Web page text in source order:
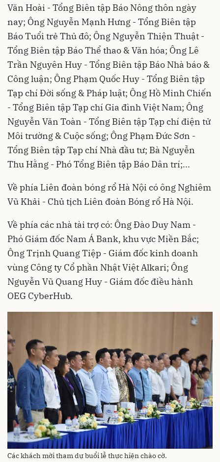
Văn Hoài - Tổng Biên tập Báo Nông thôn ngày
nay; Ông Nguyễn Mạnh Hưng - Tổng Biên tập
Báo Tuổi trẻ Thủ đô; Ông Nguyễn Thiện Thuật -
Tổng Biên tập Báo Thể thao & Văn hóa; Ông Lê
Trần Nguyên Huy - Tổng Biên tập Báo Nhà báo &
Công luận; Ông Phạm Quốc Huy - Tổng Biên tập
Tạp chí Đời sống & Pháp luật; Ông Hồ Minh Chiến
- Tổng Biên tập Tạp chí Gia đình Việt Nam; Ông
Nguyễn Văn Toàn - Tổng Biên tập Tạp chí điện tử
Môi trường & Cuộc sống; Ông Phạm Đức Sơn -
Tổng Biên tập Tạp chí Nhà đầu tư; Bà Nguyễn
Thu Hằng - Phó Tổng Biên tập Báo Dân trí;...
Về phía Liên đoàn bóng rổ Hà Nội có ông Nghiêm
Vũ Khải - Chủ tịch Liên đoàn Bóng rổ Hà Nội.
Về phía các nhà tài trợ có: Ông Đào Duy Nam -
Phó Giám đốc Nam Á Bank, khu vực Miền Bắc;
Ông Trịnh Quang Tiệp - Giám đốc kinh doanh
vùng Công ty Cổ phần Nhật Việt Alkari; Ông
Nguyễn Vũ Quang Huy - Giám đốc điều hành
OEG CyberHub.
Các khách mời tham dự buổi lễ thực hiện chào cờ.